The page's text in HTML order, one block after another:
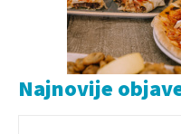
Najnovije